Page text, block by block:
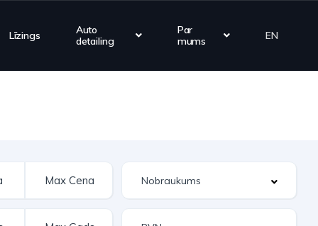
Līzings
Auto
detailing
Par
mums
EN